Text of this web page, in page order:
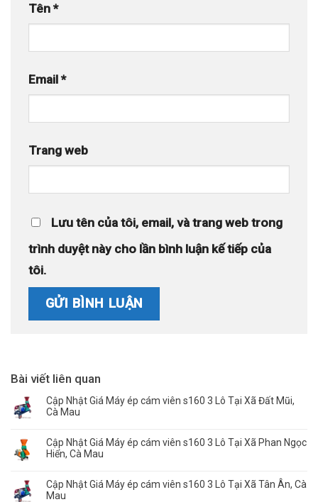
Tên *
Email *
Trang web
Lưu tên của tôi, email, và trang web trong
trình duyệt này cho lần bình luận kế tiếp của
tôi.
Bài viết liên quan
Cập Nhật Giá Máy ép cám viên s160 3 Lô Tại Xã Đất Mũi,
Cà Mau
Cập Nhật Giá Máy ép cám viên s160 3 Lô Tại Xã Phan Ngọc
Hiển, Cà Mau
Cập Nhật Giá Máy ép cám viên s160 3 Lô Tại Xã Tân Ân, Cà
Mau